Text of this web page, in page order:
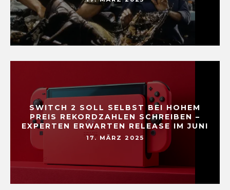
SWITCH 2 SOLL SELBST BEI HOHEM
PREIS REKORDZAHLEN SCHREIBEN –
EXPERTEN ERWARTEN RELEASE IM JUNI
17. MÄRZ 2025